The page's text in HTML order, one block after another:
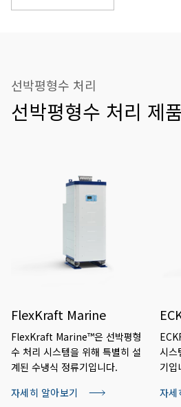
선박평형수 처리 제
선박평형수 처리
FlexKraft Marine
FlexKraft Marine™은 선박평형
수 처리 시스템을 위해 특별히 설
계된 수냉식 정류기입니다.
자세히 알아보기
시스
기입
자세